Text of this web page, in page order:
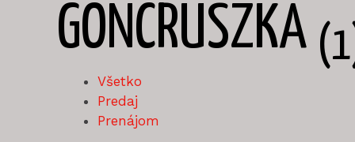
GÖNCRUSZKA
Všetko
Predaj
Prenájom